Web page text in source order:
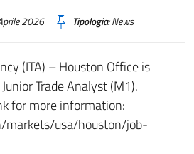
2026 Tipologia:News
(ITA) – Houston Office is
Trade Analyst (M1).
for more information:
usa/houston/job-